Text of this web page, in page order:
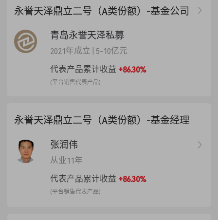
计提时，则为参与日各类别份额累
计净值）时，分别计算每笔份额在
上一成功计提基准日至本次计提基
准日持有期间的各类别基金份额累
计净值增长差额，对超过上次成功
值部分按“私募基金的基本情况”章节
之“私募基金的份额分类”约定的比例
类份额，计提比例：16%。
永誉天泽鼎立二号（A类份额）-基金公司
青岛永誉天泽私募
2021年成立
5-10亿元
代表产品累计收益 +86.30%
(平台销售代表产品)
永誉天泽鼎立二号（A类份额）-基金经理
张润伟
从业11年
代表产品累计收益 +86.30%
(平台销售代表产品)